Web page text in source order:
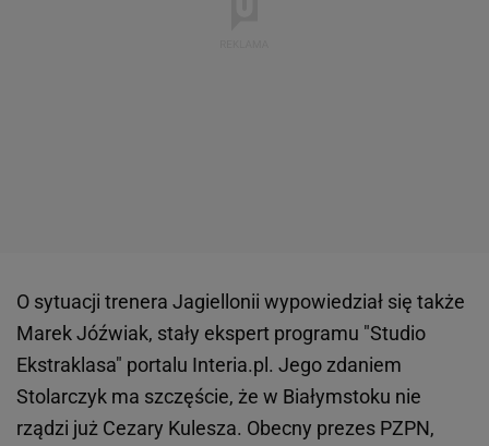
O sytuacji trenera Jagiellonii wypowiedział się także
Marek Jóźwiak, stały ekspert programu "Studio
Ekstraklasa" portalu Interia.pl. Jego zdaniem
Stolarczyk ma szczęście, że w Białymstoku nie
rządzi już Cezary Kulesza. Obecny prezes PZPN,